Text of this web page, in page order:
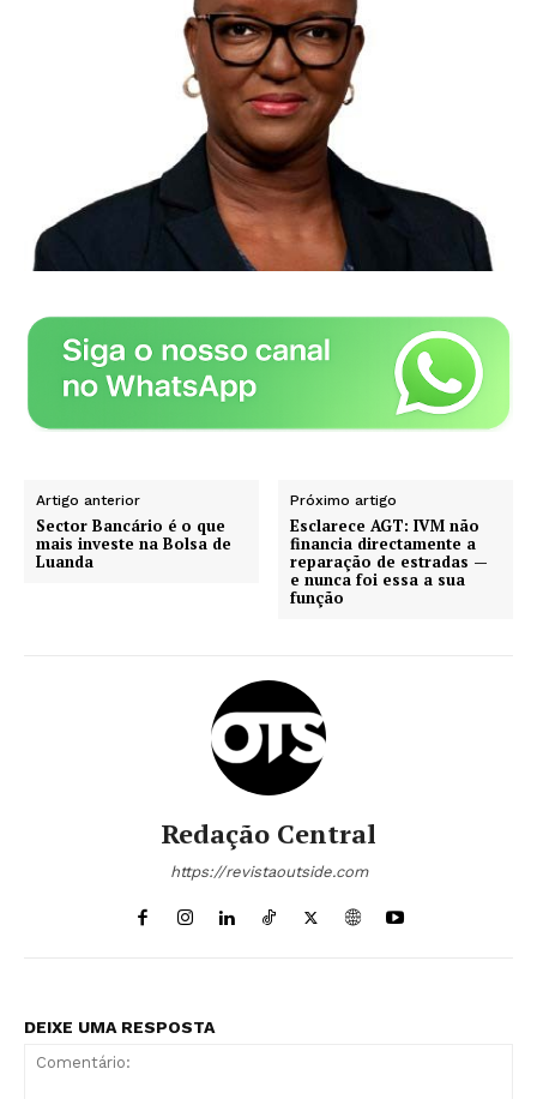
Artigo anterior
Sector Bancário é o que
mais investe na Bolsa de
Luanda
Próximo artigo
Esclarece AGT: IVM não
financia directamente a
reparação de estradas —
e nunca foi essa a sua
função
Redação Central
https://revistaoutside.com
DEIXE UMA RESPOSTA